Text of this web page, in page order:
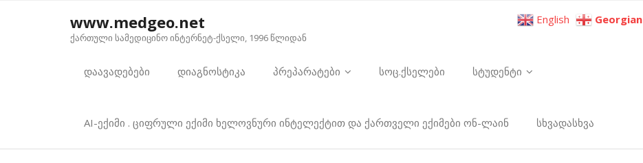
www.medgeo.net
ქართული სამედიცინო ინტერნეტ-ქსელი, 1996 წლიდან
დაავადებები დიაგნოსტიკა პრეპარატები სოც.ქსელები სტუდენტი
AI-ექიმი . ციფრული ექიმი ხელოვნური ინტელექტით და ქართველი ექიმები ონ-ლაინ სხვადასხვა
English Georgian